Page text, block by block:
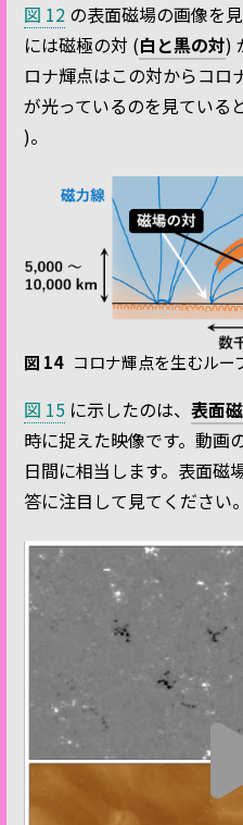
図 12 の表面磁場の画像を
には磁極の対 (白と黒の対)
ロナ輝点はこの対からコロ
が光っているのを見ている
)。
図 14コロナ輝点を生むルー
図 15 に示したのは、 表面
時に捉えた映像です。動画
日間に相当します。表面磁
答に注目して見てください。